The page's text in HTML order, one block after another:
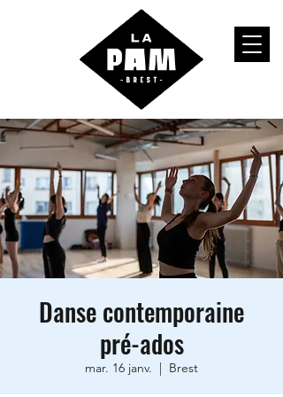
Danse contemporaine
pré-ados
mar. 16 janv.
  |
Brest